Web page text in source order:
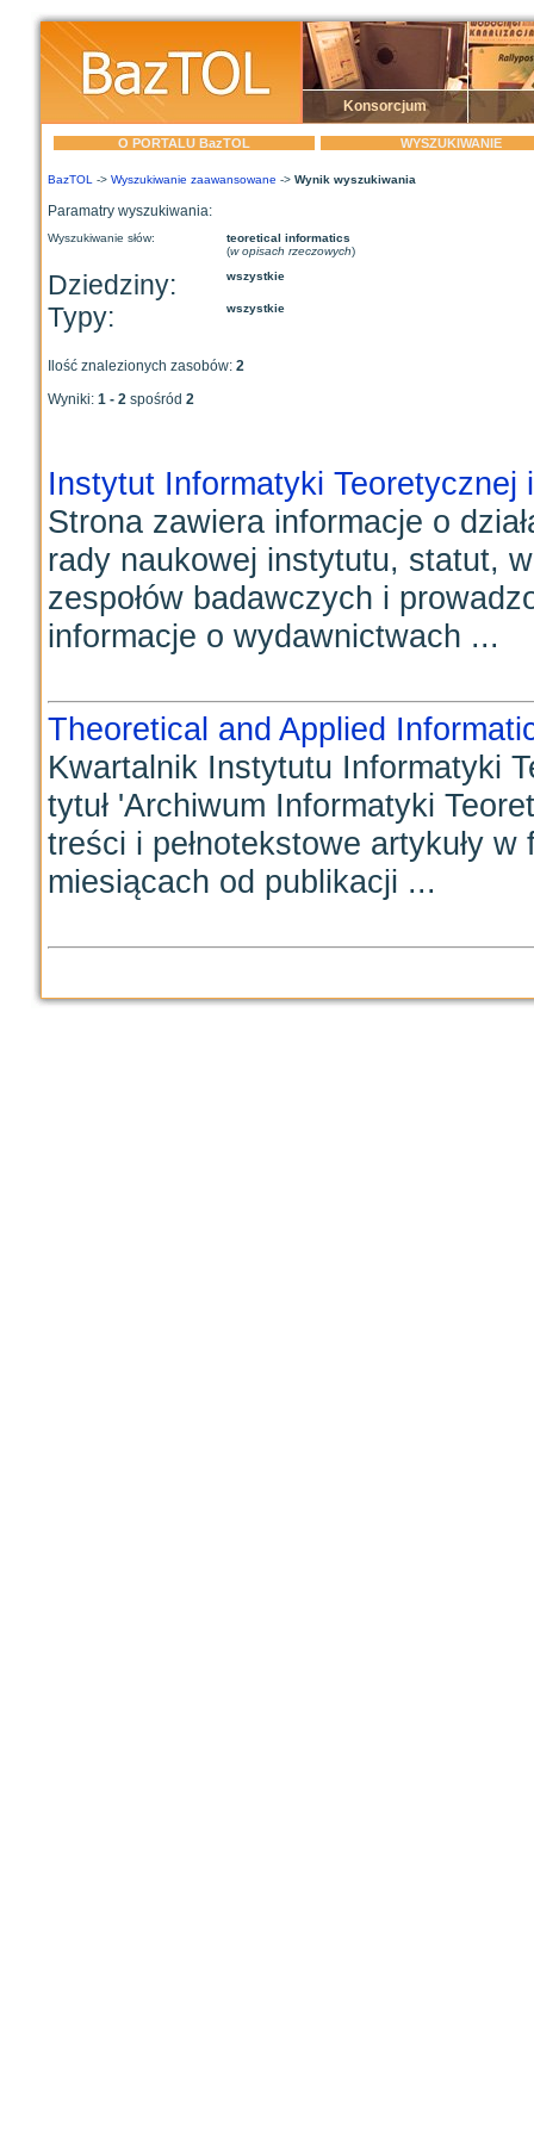
Konsorcjum
O PORTALU BazTOL WYSZUKIWANIE
BazTOL -> Wyszukiwanie zaawansowane -> Wynik wyszukiwania
Paramatry wyszukiwania:
Wyszukiwanie słów:
teoretical informatics
(w opisach rzeczowych)
Dziedziny: wszystkie
Typy: wszystkie
Ilość znalezionych zasobów: 2
Wyniki: 1 - 2 spośród 2
Instytut Informatyki
Strona zawiera informacje o
rady naukowej instytutu, statut,
zespołów badawczych i
informacje o wydawnictwach ...
Theoretical and Applied
Kwartalnik Instytutu Informatyki
tytuł 'Archiwum Informatyki
treści i pełnotekstowe artykuły
miesiącach od publikacji ...